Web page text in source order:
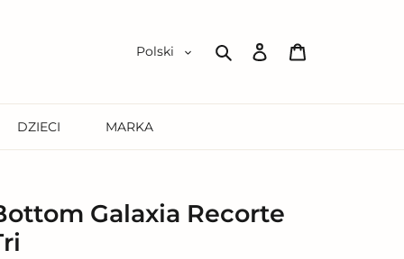
Polski
Zaloguj
DZIECI MARKA
Galaxia Recorte